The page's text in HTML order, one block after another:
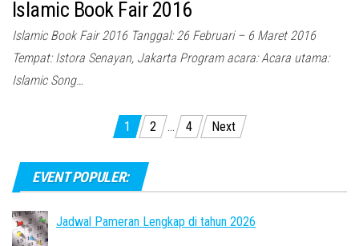
Islamic Book Fair 2016
Islamic Book Fair 2016 Tanggal: 26 Februari – 6 Maret 2016
Tempat: Istora Senayan, Jakarta Program acara: Acara utama:
Islamic Song…
1 2 … 4 Next
EVENT POPULER:
Jadwal Pameran Lengkap di tahun 2026